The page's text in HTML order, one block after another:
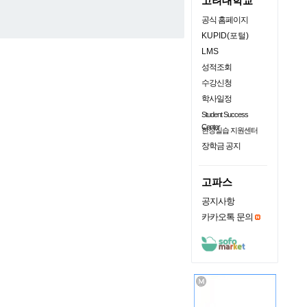
공식 홈페이지
KUPID(포털)
LMS
성적조회
수강신청
학사일정
Student Success
Center
현장실습 지원센터
장학금 공지
고파스
공지사항
카카오톡 문의